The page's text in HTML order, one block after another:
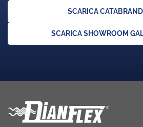
SCARICA
SCARICA SHOWROOM